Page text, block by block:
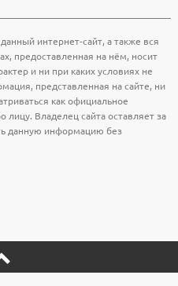
интернет-сайт, а также вся
предоставленная на нём, носит
и ни при каких условиях не
представленная на сайте, ни
как официальное
Владелец сайта оставляет за
данную информацию без